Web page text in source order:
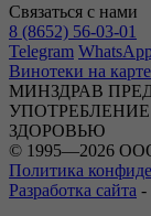
Связаться с нами
8 (8652) 56-03-01
Telegram
Винотеки на карте
МИНЗДРАВ
ЗДОРОВЬЮ
© 1995—2026
Политика
Разработка сайта -